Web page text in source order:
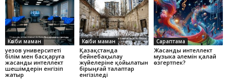
Кәсіби маман
Әуезов университеті
білім мен басқаруға
жасанды интеллект
шешімдерін енгізіп
жатыр
Кәсіби маман
Қазақстанда
бейнебақылау
жүйелеріне қойылатын
бірыңғай талаптар
енгізіледі
Сараптама
Жасанды интеллект
музыка әлемін қалай
өзгертпек?